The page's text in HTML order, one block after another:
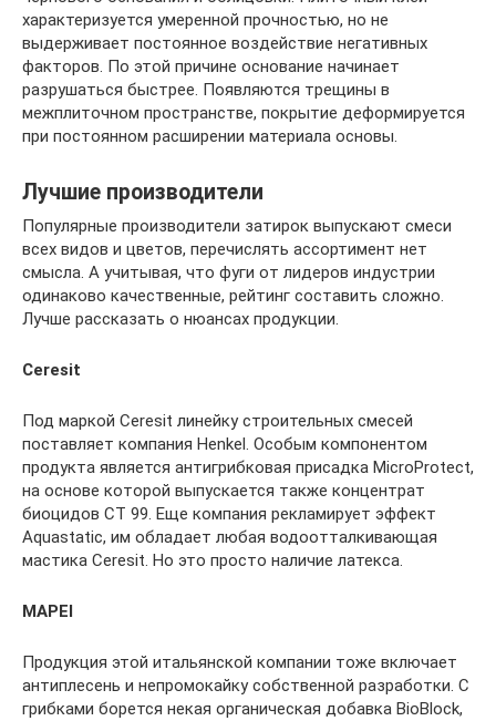
характеризуется умеренной прочностью, но не
выдерживает постоянное воздействие негативных
факторов. По этой причине основание начинает
разрушаться быстрее. Появляются трещины в
межплиточном пространстве, покрытие деформируется
при постоянном расширении материала основы.
Лучшие производители
Популярные производители затирок выпускают смеси
всех видов и цветов, перечислять ассортимент нет
смысла. А учитывая, что фуги от лидеров индустрии
одинаково качественные, рейтинг составить сложно.
Лучше рассказать о нюансах продукции.
Ceresit
Под маркой Ceresit линейку строительных смесей
поставляет компания Henkel. Особым компонентом
продукта является антигрибковая присадка MicroProtect,
на основе которой выпускается также концентрат
биоцидов CT 99. Еще компания рекламирует эффект
Aquastatic, им обладает любая водоотталкивающая
мастика Ceresit. Но это просто наличие латекса.
MAPEI
Продукция этой итальянской компании тоже включает
антиплесень и непромокайку собственной разработки. С
грибками борется некая органическая добавка BioBlock,